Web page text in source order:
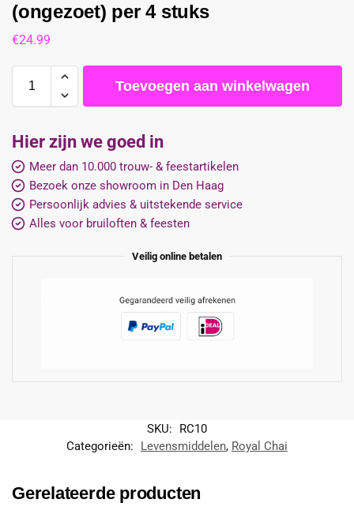
(ongezoet) per 4 stuks
€24.99
Toevoegen aan winkelwagen
Hier zijn we goed in
Meer dan 10.000 trouw- & feestartikelen
Bezoek onze showroom in Den Haag
Persoonlijk advies & uitstekende service
Alles voor bruiloften & feesten
Veilig online betalen
SKU:
RC10
Categorieën:
Levensmiddelen, Royal Chai
Gerelateerde producten